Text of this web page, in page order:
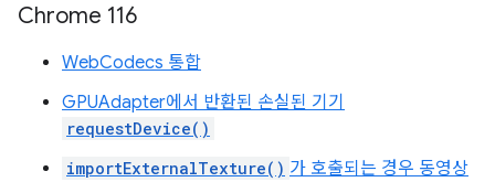
Chrome 116
WebCodecs 통합
GPUAdapter에서 반환된 손실된 기기
requestDevice()
importExternalTexture() 가 호출되는 경우 동영상